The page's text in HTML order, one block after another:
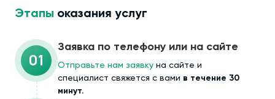
Этапы оказания услуг
01
Заявка по телефону или на сайте
Отправьте нам заявку на сайте и
специалист свяжется с вами в течение 30
минут.